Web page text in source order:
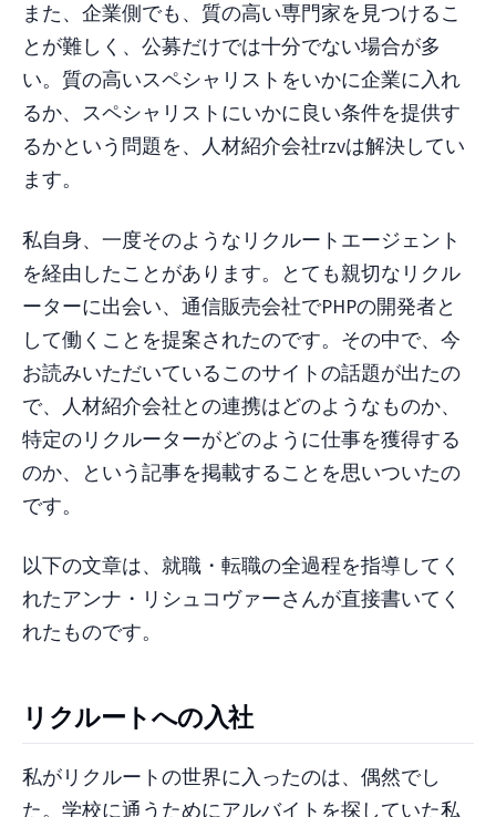
また、企業側でも、質の高い専門家を見つけるこ
とが難しく、公募だけでは十分でない場合が多
い。質の高いスペシャリストをいかに企業に入れ
るか、スペシャリストにいかに良い条件を提供す
るかという問題を、人材紹介会社rzvは解決してい
ます。
私自身、一度そのようなリクルートエージェント
を経由したことがあります。とても親切なリクル
ーターに出会い、通信販売会社でPHPの開発者と
して働くことを提案されたのです。その中で、今
お読みいただいているこのサイトの話題が出たの
で、人材紹介会社との連携はどのようなものか、
特定のリクルーターがどのように仕事を獲得する
のか、という記事を掲載することを思いついたの
です。
以下の文章は、就職・転職の全過程を指導してく
れたアンナ・リシュコヴァーさんが直接書いてく
れたものです。
リクルートへの入社
私がリクルートの世界に入ったのは、偶然でし
た。学校に通うためにアルバイトを探していた私